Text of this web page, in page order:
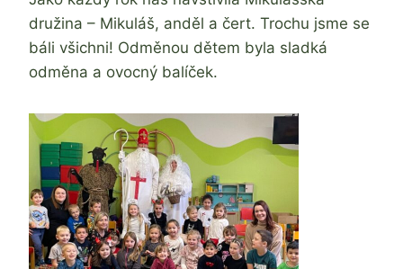
družina – Mikuláš, anděl a čert. Trochu jsme se
báli všichni! Odměnou dětem byla sladká
odměna a ovocný balíček.